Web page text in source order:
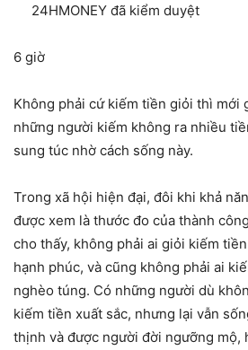
24HMONEY đã kiểm duyệt
6 giờ
Không phải cứ kiếm tiền giỏi thì mới
những người kiếm không ra nhiều
sung túc nhờ cách sống này.
Trong xã hội hiện đại, đôi khi khả
được xem là thước đo của thành
cho thấy, không phải ai giỏi kiếm
hạnh phúc, và cũng không phải ai
nghèo túng. Có những người dù
kiếm tiền xuất sắc, nhưng lại vẫn
thịnh và được người đời ngưỡng mộ,